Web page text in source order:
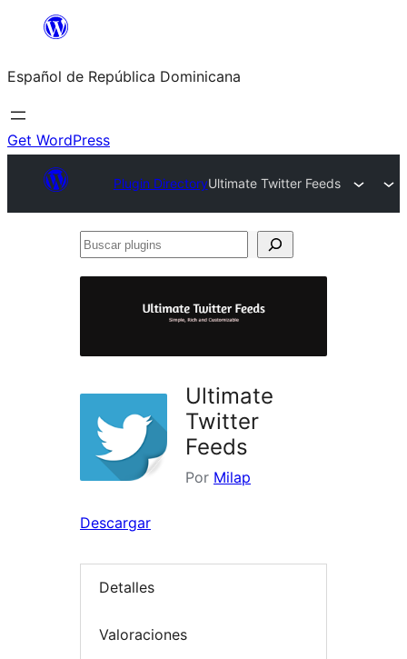
Saltar
contenido
Español de República Dominicana
Get WordPress
Plugin DirectoryUltimate Twitter Feeds
Buscar
Ultimate
Twitter
Feeds
Por Milap
Descargar
Detalles
Valoraciones